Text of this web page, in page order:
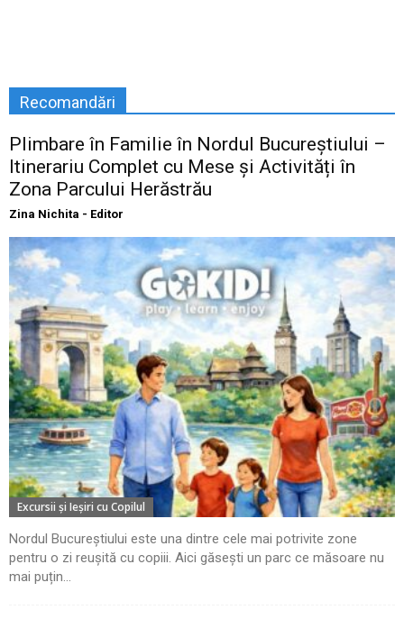
Recomandări
Plimbare în Familie în Nordul Bucureștiului –
Itinerariu Complet cu Mese și Activități în
Zona Parcului Herăstrău
Zina Nichita - Editor
Excursii şi Ieşiri cu Copilul
Nordul Bucureștiului este una dintre cele mai potrivite zone
pentru o zi reușită cu copiii. Aici găsești un parc ce măsoare nu
mai puțin...